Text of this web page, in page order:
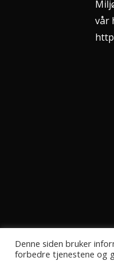
vår
Denne siden bruker
forbedre tjenestene og